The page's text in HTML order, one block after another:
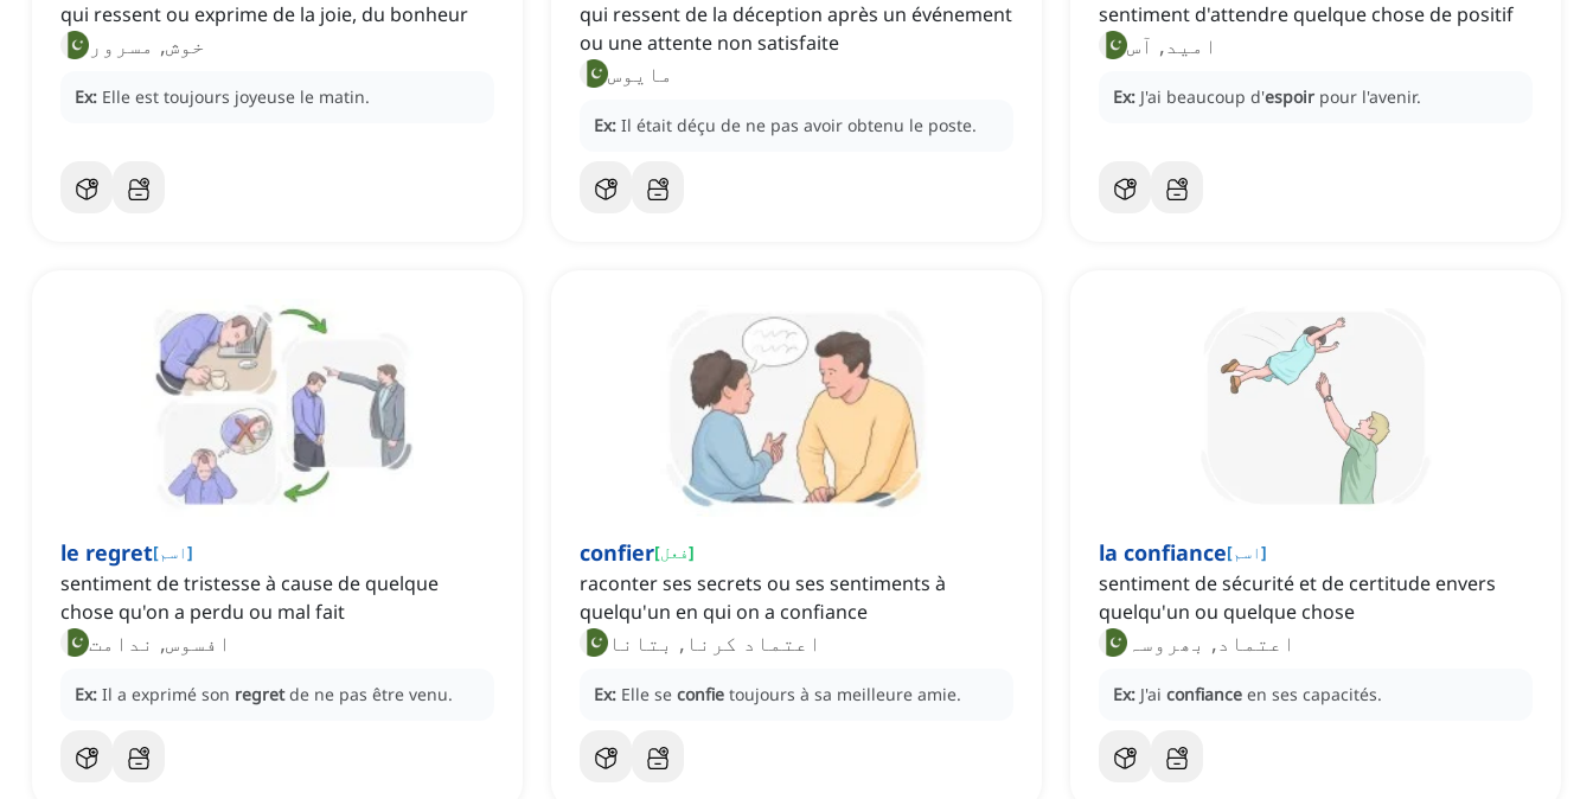
qui ressent ou exprime de la joie, du bonheur
خوش, مسرور
Ex: Elle est toujours joyeuse le matin.
qui ressent de la déception après un événement
ou une attente non satisfaite
مایوس
Ex: Il était déçu de ne pas avoir obtenu le poste.
sentiment d'attendre quelque chose de positif
امید, آس
Ex: J'ai beaucoup d'espoir pour l'avenir.
le regret[اسم]
sentiment de tristesse à cause de quelque
chose qu'on a perdu ou mal fait
افسوس, ندامت
Ex: Il a exprimé son regret de ne pas être venu.
confier[فعل]
raconter ses secrets ou ses sentiments à
quelqu'un en qui on a confiance
اعتماد کرنا, بتانا
Ex: Elle se confie toujours à sa meilleure amie.
la confiance[اسم]
sentiment de sécurité et de certitude envers
quelqu'un ou quelque chose
اعتماد, بھروسہ
Ex: J'ai confiance en ses capacités.